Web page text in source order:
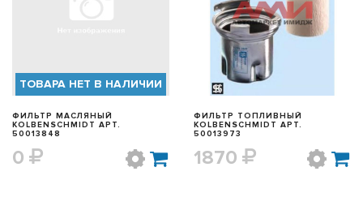
ТОВАРА НЕТ В НАЛИЧИИ
ФИЛЬТР МАСЛЯНЫЙ
KOLBENSCHMIDT АРТ.
50013848
0
БЫСТРЫЙ ПРОСМОТР
ФИЛЬТР ТОПЛИВНЫЙ
KOLBENSCHMIDT АРТ.
50013973
1870